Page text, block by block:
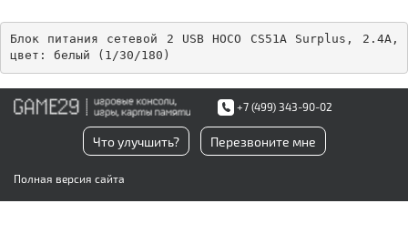
Блок питания сетевой 2 USB HOCO CS51A Surplus, 2.4A,
цвет: белый (1/30/180)
+7 (499) 343-90-02
Что улучшить? Перезвоните мне
Полная версия сайта